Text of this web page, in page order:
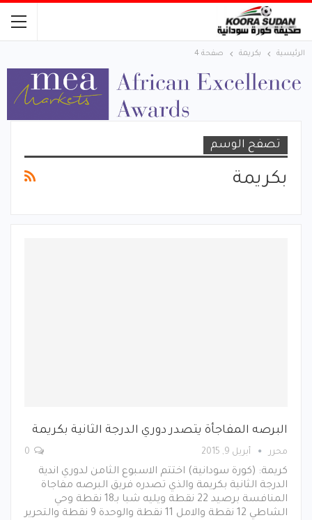
الرئيسية بكريمة صفحة 4
تصفح الوسم
بكريمة
البرصه المفاجأة يتصدر دوري الدرجة الثانية بكريمة
محرر أبريل 9, 2015
كريمة: (كورة سودانية) اختتم الاسبوع الثامن لدوري اندية
الدرجة الثانية بكريمة والذي تصدره فريق البرصه مفاجاة
المنافسة برصيد 22 نقطة ويليه شبا بـ18 نقطة وحي
الشاطي 12 نقطة والامل 11 نقطة والوحدة 9 نقطة والتحرير